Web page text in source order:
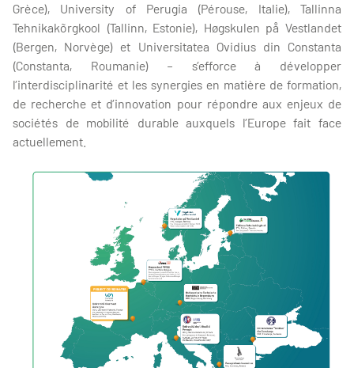
Grèce), University of Perugia (Pérouse, Italie), Tallinna
Tehnikakõrgkool (Tallinn, Estonie), Høgskulen på Vestlandet
(Bergen, Norvège) et Universitatea Ovidius din Constanta
(Constanta, Roumanie) – s’efforce à développer
l’interdisciplinarité et les synergies en matière de formation,
de recherche et d’innovation pour répondre aux enjeux de
sociétés de mobilité durable auxquels l’Europe fait face
actuellement.